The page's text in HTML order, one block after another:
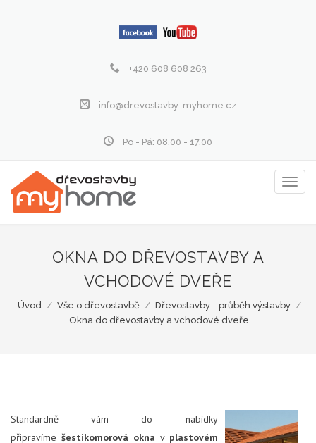
+420 608 608 263
info@drevostavby-myhome.cz
Po - Pá: 08.00 - 17.00
menu
OKNA DO DŘEVOSTAVBY A
VCHODOVÉ DVEŘE
Úvod / Vše o dřevostavbě / Dřevostavby - průběh výstavby /
Okna do dřevostavby a vchodové dveře
Standardně vám do nabídky
připravíme šestikomorová okna v plastovém